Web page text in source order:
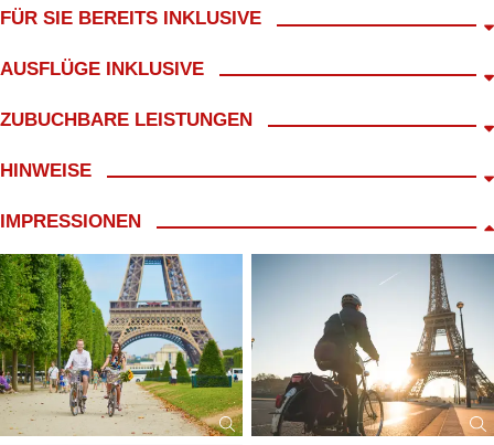
FÜR SIE BEREITS INKLUSIVE
Abholung ab Wohnort gratis!*
An- und Abreise im Reisebus
Bordbegleitung
7 x Übernachtung in der gebuchten Kabine an Bord der MS Swiss
Vollpension an Bord mit Frühstück, Mittagessen, Abendessen
1x Galadinner i. Rahmen d. VP
Inkl. 30,-€ Servicepauschale für Reisebüroleistungen (nicht
erstattbar)
* Zustiegsmöglichkeiten im PLZ 08/09 siehe Rubrik Service/
Zustiege
AUSFLÜGE INKLUSIVE
inklusive.
ZUBUCHBARE LEISTUNGEN
Trinkgeld, Empfehlung: 8,- € p.P./ ÜN
HINWEISE
IMPRESSIONEN